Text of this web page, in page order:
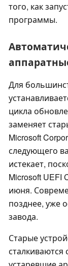
того, как
программы.
Для
цикла
заменяет
Microsoft
следующего
истекает,
Microsoft UEFI
июня.
позднее, уже
завода.
Старые